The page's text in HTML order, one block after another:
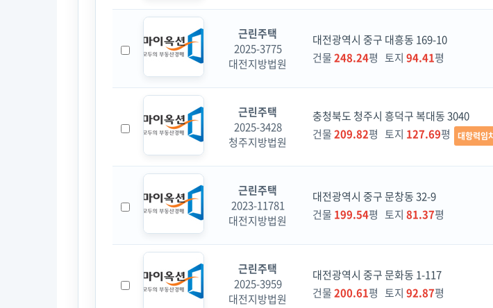
근린주택
2025-3775
대전지방법원
대전광역시 중구 대흥동 169-10
건물248.24평 토지 94.41평
근린주택
2025-3428
청주지방법원
충청북도 청주시 흥덕구 복대동 3040
건물209.82평 토지 127.69평 대항력임
근린주택
2023-11781
대전지방법원
대전광역시 중구 문창동 32-9
건물 199.54평 토지 81.37평
근린주택
2025-3959
대전지방법원
대전광역시 중구 문화동 1-117
건물200.61평 토지 92.87평